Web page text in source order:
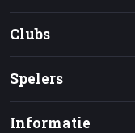
Clubs
Spelers
Informatie